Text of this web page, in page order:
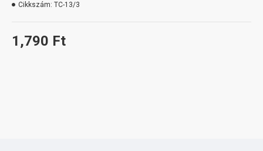
1,790 Ft
Cikkszám: TC-13/3